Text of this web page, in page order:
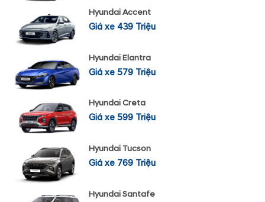
Hyundai Accent
Giá xe 439 Triệu
Hyundai Elantra
Giá xe 579 Triệu
Hyundai Creta
Giá xe 599 Triệu
Hyundai Tucson
Giá xe 769 Triệu
Hyundai Santafe